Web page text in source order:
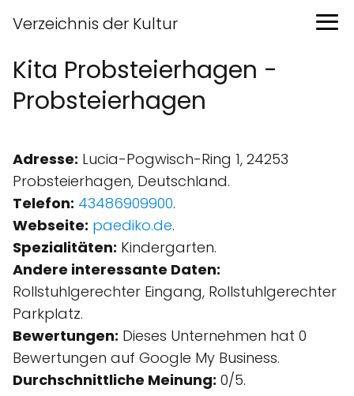
Verzeichnis der Kultur
Kita Probsteierhagen -
Probsteierhagen
Adresse: Lucia-Pogwisch-Ring 1, 24253
Probsteierhagen, Deutschland.
Telefon: 43486909900.
Webseite: paediko.de.
Spezialitäten: Kindergarten.
Andere interessante Daten:
Rollstuhlgerechter Eingang, Rollstuhlgerechter
Parkplatz.
Bewertungen: Dieses Unternehmen hat 0
Bewertungen auf Google My Business.
Durchschnittliche Meinung: 0/5.